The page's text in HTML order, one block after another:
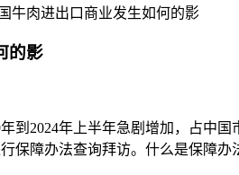
牛肉进出口商业发生如何的影
的影
2024年上半年急剧增加，占中国
保障办法查询拜访。什么是保障办